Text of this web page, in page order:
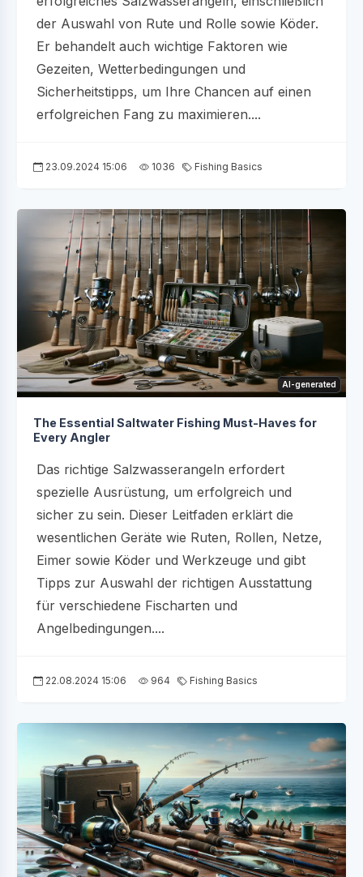
der Auswahl von Rute und Rolle sowie Köder.
Er behandelt auch wichtige Faktoren wie
Gezeiten, Wetterbedingungen und
Sicherheitstipps, um Ihre Chancen auf einen
erfolgreichen Fang zu maximieren....
23.09.2024 15:06 1036 Fishing Basics
AI-generated
The Essential Saltwater Fishing Must-Haves for
Every Angler
Das richtige Salzwasserangeln erfordert
spezielle Ausrüstung, um erfolgreich und
sicher zu sein. Dieser Leitfaden erklärt die
wesentlichen Geräte wie Ruten, Rollen, Netze,
Eimer sowie Köder und Werkzeuge und gibt
Tipps zur Auswahl der richtigen Ausstattung
für verschiedene Fischarten und
Angelbedingungen....
22.08.2024 15:06 964 Fishing Basics